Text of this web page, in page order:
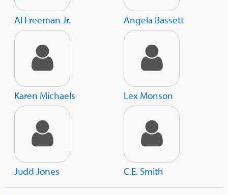
Al Freeman Jr. Angela Bassett
Karen Michaels Lex Monson
Judd Jones C.E. Smith